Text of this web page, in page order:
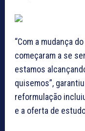
“Com a mudança
começaram a se
estamos
quisemos”,
reformulação
e a oferta de